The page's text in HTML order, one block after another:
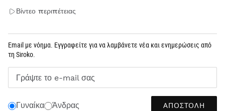
Βίντεο περιπέτειας
Email με νόημα. Εγγραφείτε για να λαμβάνετε νέα και ενημερώσεις από
τη Siroko.
Γράψτε το e-mail σας
Γυναίκα Άνδρας ΑΠΟΣΤΟΛΉ